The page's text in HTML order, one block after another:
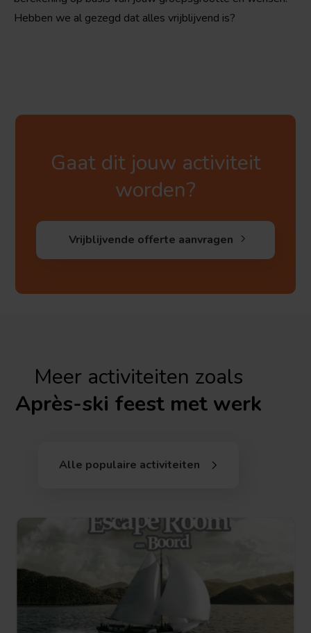
Hebben we al gezegd dat alles vrijblijvend is?
Gaat dit jouw activiteit
worden?
Vrijblijvende offerte aanvragen
Meer activiteiten zoals
Après-ski feest met werk
Alle populaire activiteiten